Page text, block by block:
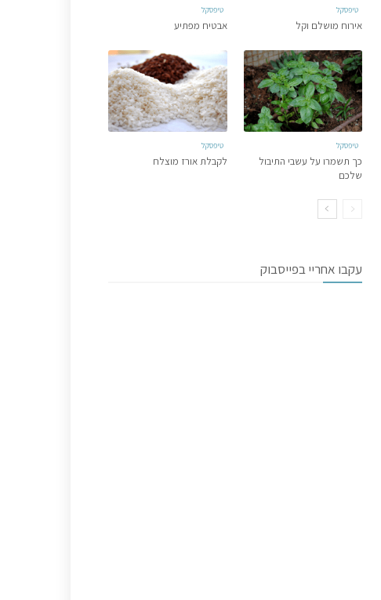
טיפסקל
אירוח מושלם וקל
טיפסקל
אבטיח מפתיע
טיפסקל
כך תשמרו על עשבי התיבול
שלכם
טיפסקל
לקבלת אורז מוצלח
עקבו אחריי בפייסבוק